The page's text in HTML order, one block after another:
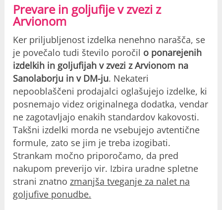
Prevare in goljufije v zvezi z
Arvionom
Ker priljubljenost izdelka nenehno narašča, se
je povečalo tudi število poročil o ponarejenih
izdelkih in goljufijah v zvezi z Arvionom na
Sanolaborju in v DM-ju. Nekateri
nepooblaščeni prodajalci oglašujejo izdelke, ki
posnemajo videz originalnega dodatka, vendar
ne zagotavljajo enakih standardov kakovosti.
Takšni izdelki morda ne vsebujejo avtentične
formule, zato se jim je treba izogibati.
Strankam močno priporočamo, da pred
nakupom preverijo vir. Izbira uradne spletne
strani znatno zmanjša tveganje za nalet na
goljufive ponudbe.